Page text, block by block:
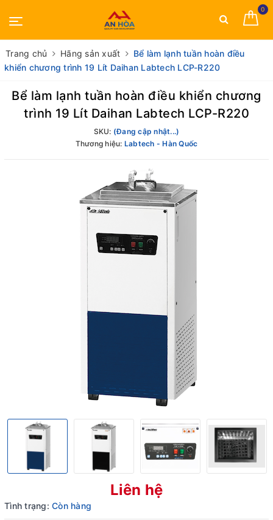
0
Trang chủ Hãng sản xuất
Bể làm lạnh tuần hoàn điều
khiển chương trình 19 Lít Daihan Labtech LCP-R220
Bể làm lạnh tuần hoàn điều khiển chương
trình 19 Lít Daihan Labtech LCP-R220
SKU: (Đang cập nhật...)
Thương hiệu: Labtech - Hàn Quốc
Liên hệ
Tình trạng: Còn hàng